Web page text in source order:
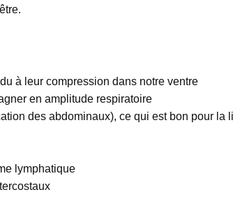
à leur compression dans notre ventre
en amplitude respiratoire
des abdominaux), ce qui est bon pour la
lymphatique